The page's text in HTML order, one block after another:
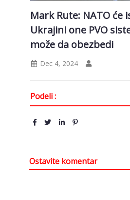
Mark Rute: NATO će
Ukrajini one PVO
može da obezbedi
Dec 4, 2024
Podeli :
Ostavite komentar